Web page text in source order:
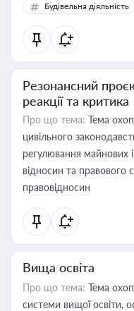
Будівельна діяльність
Резонансний
реакції та критика
Про що тема: Тема
цивільного
регулювання майнових
відносин та правового
правовідносин
Вища освіта
Про що тема: Тема
системи вищої освіти,